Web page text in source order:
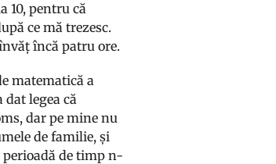
10, pentru că
ce mă trezesc.
încă patru ore.
matematică a
dat legea că
dar pe mine nu
de familie, și
perioadă de timp n-